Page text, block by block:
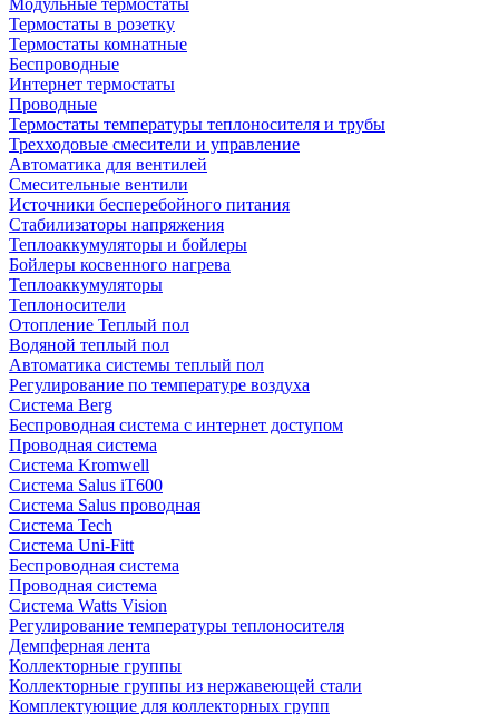
Термостаты в розетку
Термостаты комнатные
Беспроводные
Интернет термостаты
Проводные
Термостаты температуры теплоносителя и трубы
Трехходовые смесители и управление
Автоматика для вентилей
Смесительные вентили
Источники бесперебойного питания
Стабилизаторы напряжения
Теплоаккумуляторы и бойлеры
Бойлеры косвенного нагрева
Теплоаккумуляторы
Теплоносители
Отопление Теплый пол
Водяной теплый пол
Автоматика системы теплый пол
Регулирование по температуре воздуха
Система Berg
Беспроводная система с интернет доступом
Проводная система
Система Kromwell
Система Salus iT600
Система Salus проводная
Система Tech
Система Uni-Fitt
Беспроводная система
Проводная система
Система Watts Vision
Регулирование температуры теплоносителя
Демпферная лента
Коллекторные группы
Коллекторные группы из нержавеющей стали
Комплектующие для коллекторных групп